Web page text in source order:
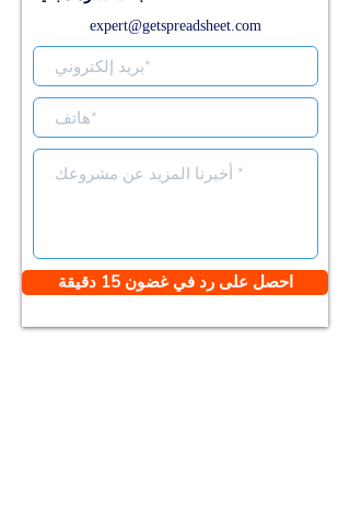
expert@getspreadsheet.com
احصل على رد في غضون 15 دقيقة